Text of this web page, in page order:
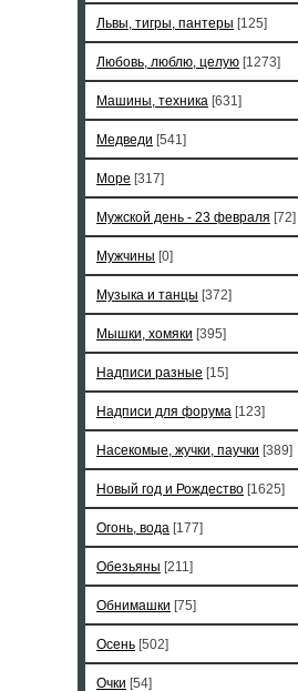
Львы, тигры, пантеры [125]
Любовь, люблю, целую [1273]
Машины, техника [631]
Медведи [541]
Море [317]
Мужской день - 23 февраля [72]
Мужчины [0]
Музыка и танцы [372]
Мышки, хомяки [395]
Надписи разные [15]
Надписи для форума [123]
Насекомые, жучки, паучки [389]
Новый год и Рождество [1625]
Огонь, вода [177]
Обезьяны [211]
Обнимашки [75]
Осень [502]
Очки [54]